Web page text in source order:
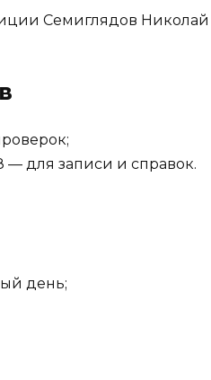
Семиглядов Николай
— для записи и справок.
день;